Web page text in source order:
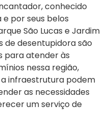
conhecido
por seus belos
São Lucas e Jardim
de desentupidora são
para atender às
nessa região,
a infraestrutura podem
as necessidades
um serviço de